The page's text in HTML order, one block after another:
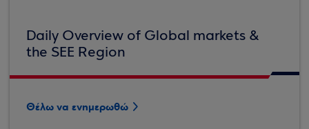
Daily Overview of Global markets &
the SEE Region
Θέλω να ενημερωθώ